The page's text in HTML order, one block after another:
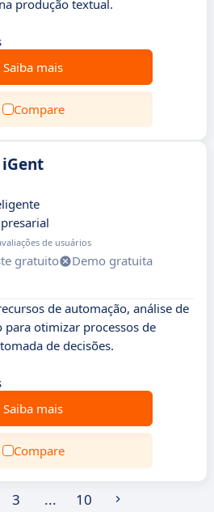
produção textual.
Saiba mais
Compare
de usuários
gratuito
Demo gratuita
de automação, análise de
para otimizar processos de
de decisões.
Saiba mais
Compare
3 ... 10